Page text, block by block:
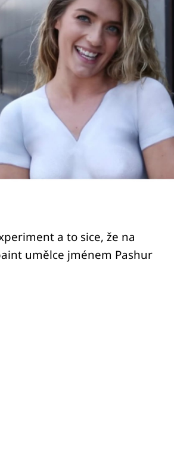
a to sice, že na
umělce jménem Pashur